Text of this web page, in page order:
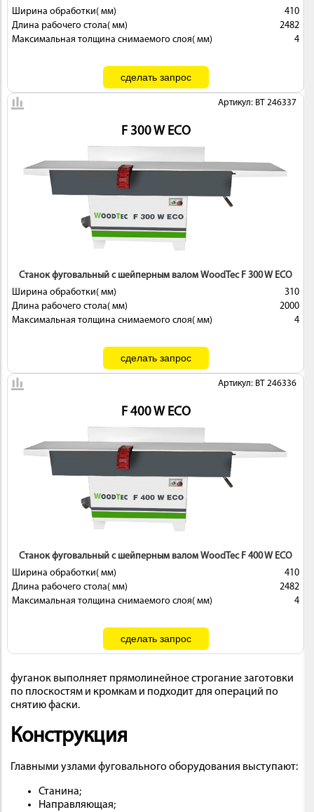
Ширина обработки( мм)
410
Длина рабочего стола( мм)
2482
Максимальная толщина снимаемого слоя( мм)
4
Артикул: BT 246337
F 300 W ECO
Станок фуговальный с шейперным валом WoodTec F 300 W ECO
Ширина обработки( мм)
310
Длина рабочего стола( мм)
2000
Максимальная толщина снимаемого слоя( мм)
4
Артикул: BT 246336
F 400 W ECO
Станок фуговальный с шейперным валом WoodTec F 400 W ECO
Ширина обработки( мм)
410
Длина рабочего стола( мм)
2482
Максимальная толщина снимаемого слоя( мм)
4
фуганок выполняет прямолинейное строгание заготовки
по плоскостям и кромкам и подходит для операций по
снятию фаски.
Конструкция
Главными узлами фуговального оборудования выступают:
Станина;
Направляющая;